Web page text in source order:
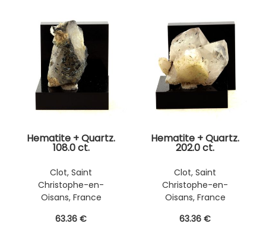
Hematite + Quartz.
108.0 ct.
Clot, Saint
Christophe-en-
Oisans, France
63.36 €
Hematite + Quartz.
202.0 ct.
Clot, Saint
Christophe-en-
Oisans, France
63.36 €